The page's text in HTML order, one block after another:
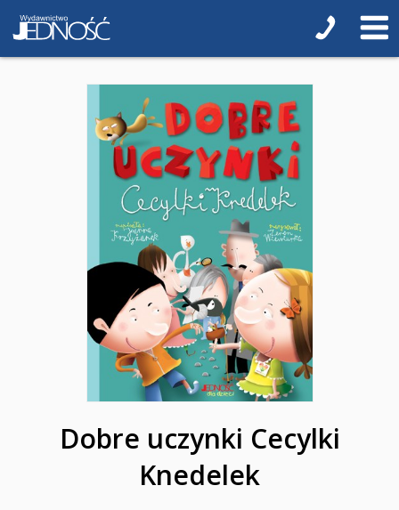
NOWOŚCI
ZAPOWIEDZI
QUIZY, ŁAMIGŁÓWKI TERAZ -35% TANIEJ
KAKADU - książki interaktywne z piórem
JUPI JO! - książki kartonowe dla najmłodszych
Adwent i Boże Narodzenie
Albumy pamiątkowe
Baśnie, bajki
Cecylka Knedelek
Dyplomy dla dzieci
Encyklopedie, leksykony
Dobre uczynki Cecylki
Knedelek